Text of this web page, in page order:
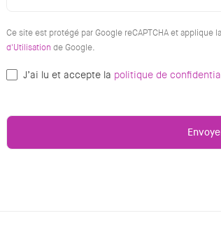
Ce site est protégé par Google reCAPTCHA et applique la
d'Utilisation de Google.
J’ai lu et accepte la politique de